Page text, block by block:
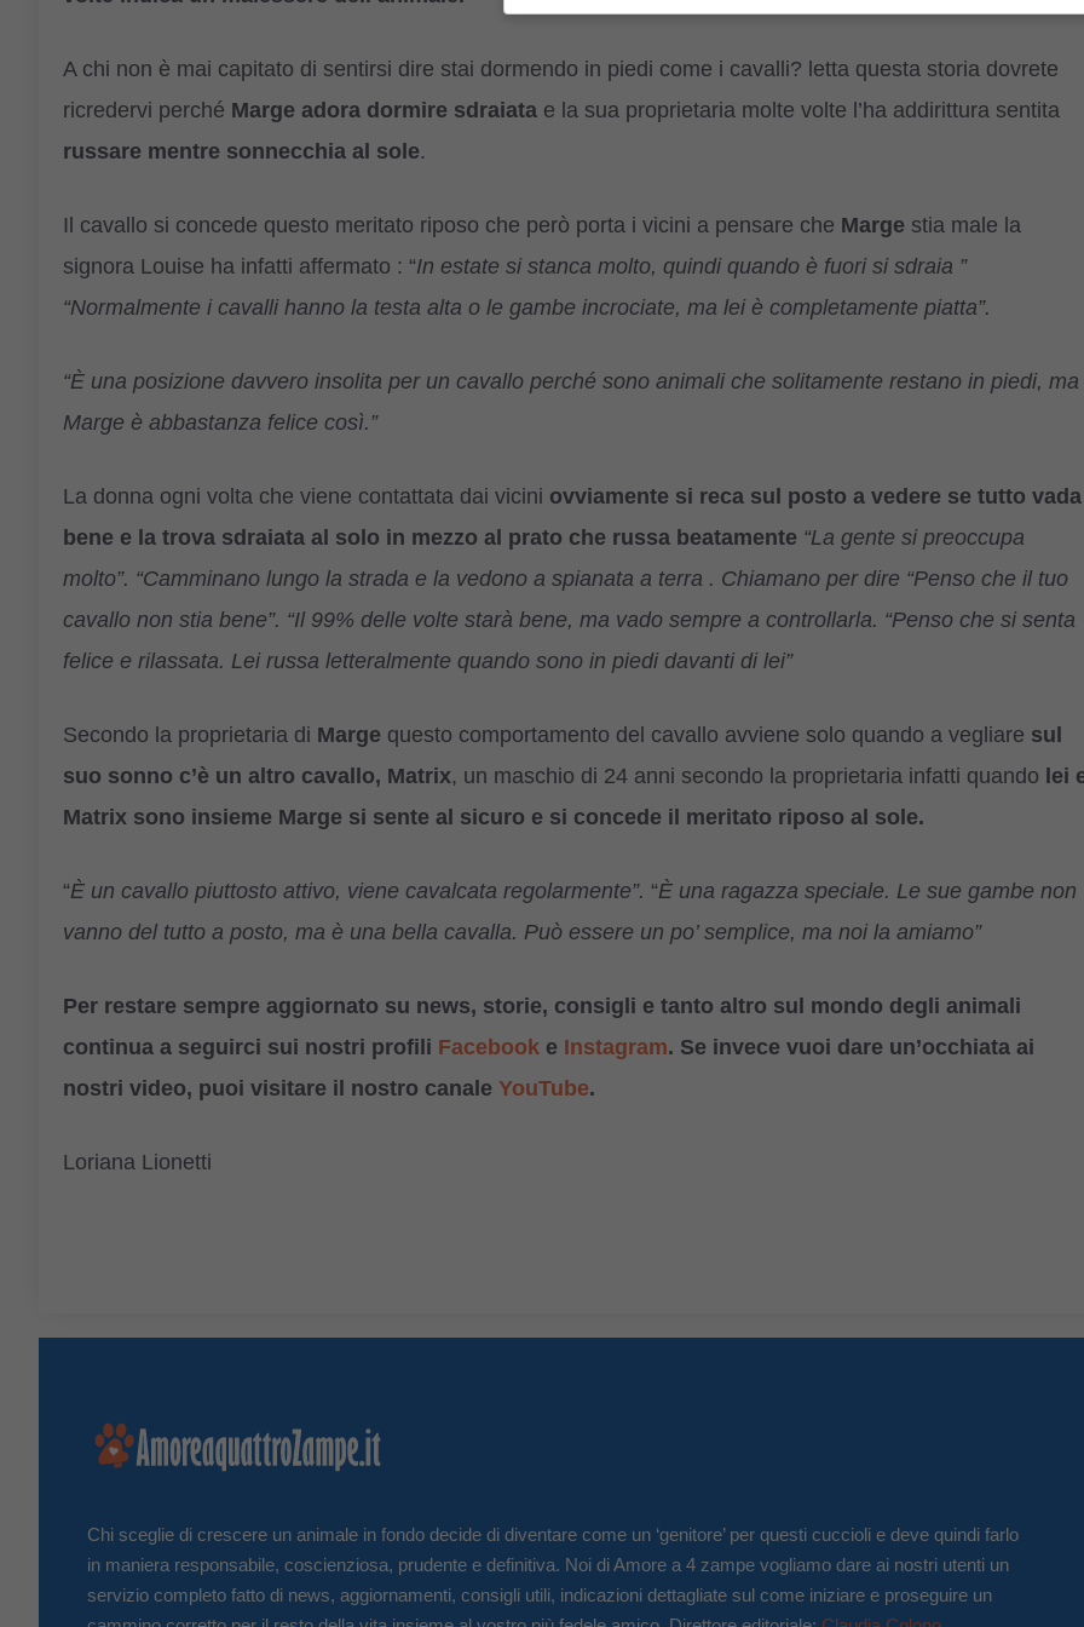
A chi non è mai capitato di sentirsi dire stai dormendo in piedi come i cavalli? letta questa storia dovrete
ricredervi perché Marge adora dormire sdraiata e la sua proprietaria molte volte l’ha addirittura sentita
russare mentre sonnecchia al sole.
Il cavallo si concede questo meritato riposo che però porta i vicini a pensare che Marge stia male la
signora Louise ha infatti affermato : “In estate si stanca molto, quindi quando è fuori si sdraia ”
“Normalmente i cavalli hanno la testa alta o le gambe incrociate, ma lei è completamente piatta”.
“È una posizione davvero insolita per un cavallo perché sono animali che solitamente restano in piedi, ma
Marge è abbastanza felice così.”
La donna ogni volta che viene contattata dai vicini ovviamente si reca sul posto a vedere se tutto vada
bene e la trova sdraiata al solo in mezzo al prato che russa beatamente “La gente si preoccupa
molto”. “Camminano lungo la strada e la vedono a spianata a terra . Chiamano per dire “Penso che il tuo
cavallo non stia bene”. “Il 99% delle volte starà bene, ma vado sempre a controllarla. “Penso che si senta
felice e rilassata. Lei russa letteralmente quando sono in piedi davanti di lei”
Secondo la proprietaria di Marge questo comportamento del cavallo avviene solo quando a vegliare sul
suo sonno c’è un altro cavallo, Matrix, un maschio di 24 anni secondo la proprietaria infatti quando lei
Matrix sono insieme Marge si sente al sicuro e si concede il meritato riposo al sole.
“È un cavallo piuttosto attivo, viene cavalcata regolarmente”. “È una ragazza speciale. Le sue gambe non
vanno del tutto a posto, ma è una bella cavalla. Può essere un po’ semplice, ma noi la amiamo”
Per restare sempre aggiornato su news, storie, consigli e tanto altro sul mondo degli animali
continua a seguirci sui nostri profili Facebook e Instagram. Se invece vuoi dare un’occhiata ai
nostri video, puoi visitare il nostro canale YouTube.
Loriana Lionetti
Chi sceglie di crescere un animale in fondo decide di diventare come un ‘genitore’ per questi cuccioli e deve quindi farlo
in maniera responsabile, coscienziosa, prudente e definitiva. Noi di Amore a 4 zampe vogliamo dare ai nostri utenti un
servizio completo fatto di news, aggiornamenti, consigli utili, indicazioni dettagliate sul come iniziare e proseguire un